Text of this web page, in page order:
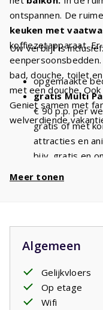
ontspannen. De
keuken met
koffiezetapparaat. Er
bad, douche, toilet
met een douche.
Geniet samen met
welverdiende
Uw verblijf is
opgemaakte
gratis Multi
€ 90 p.p. per
gratis of met
attracties en
bijv. gratis en
Meer tonen
Algemeen
Gelijkvloers
Op etage
Wifi